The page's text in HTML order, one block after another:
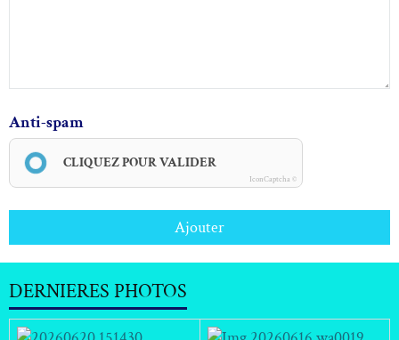
Anti-spam
CLIQUEZ POUR VALIDER
IconCaptcha ©
Ajouter
DERNIERES PHOTOS